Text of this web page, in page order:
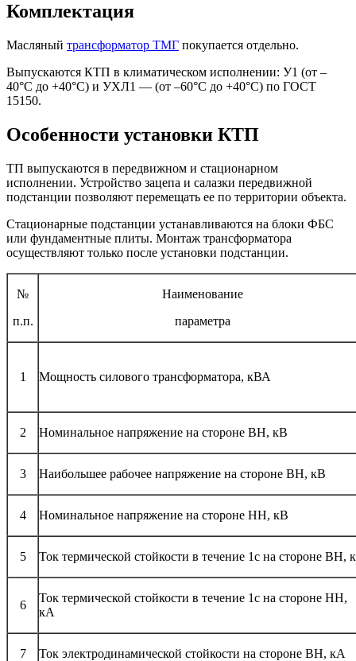
Комплектация
Масляный трансформатор ТМГ покупается отдельно.
Выпускаются КТП в климатическом исполнении: У1 (от –
40°C до +40°C) и УХЛ1 — (от –60°C до +40°C) по ГОСТ
15150.
Особенности установки КТП
ТП выпускаются в передвижном и стационарном
исполнении. Устройство зацепа и салазки передвижной
подстанции позволяют перемещать ее по территории объекта.
Стационарные подстанции устанавливаются на блоки ФБС
или фундаментные плиты. Монтаж трансформатора
осуществляют только после установки подстанции.
№
п.п.
Наименование
параметра
1 Мощность силового трансформатора, кВА
2 Номинальное напряжение на стороне ВН, кВ
3 Наибольшее рабочее напряжение на стороне ВН, кВ
4 Номинальное напряжение на стороне НН, кВ
5 Ток термической стойкости в течение 1с на стороне ВН,
6
Ток термической стойкости в течение 1с на стороне НН,
кА
7 Ток электродинамической стойкости на стороне ВН, кА